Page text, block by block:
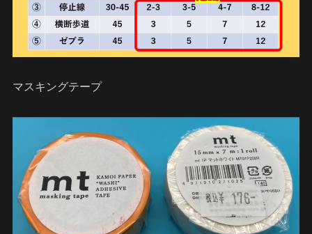
マスキングテープ